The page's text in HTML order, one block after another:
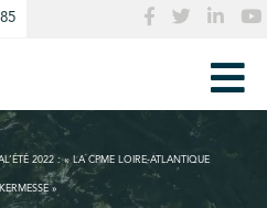
85
2022 : « LA CPME LOIRE-ATLANTIQUE
»